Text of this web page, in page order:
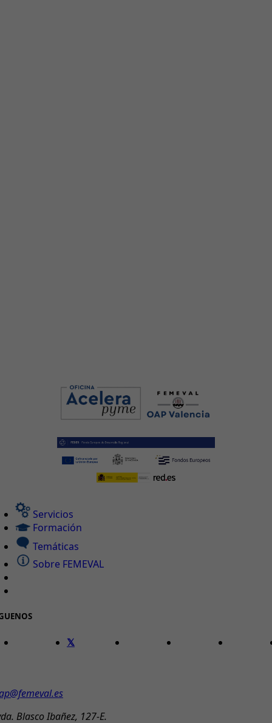
Servicios
Formación
Temáticas
Sobre FEMEVAL
Blasco Ibañez, 127-E.